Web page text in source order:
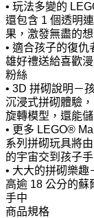
• 玩法多變的
還包含 1 個透明
果，激發無盡的
• 適合孩子的復
雄好禮送給喜歡
粉絲
• 3D 拼砌說明－
沉浸式拼砌體驗
旋轉模型，還能
• 更多 LEGO®
系列拼砌玩具將
的宇宙交到孩子
• 大大的拼砌樂
高逾 18 公分的蘇
手中
商品規格